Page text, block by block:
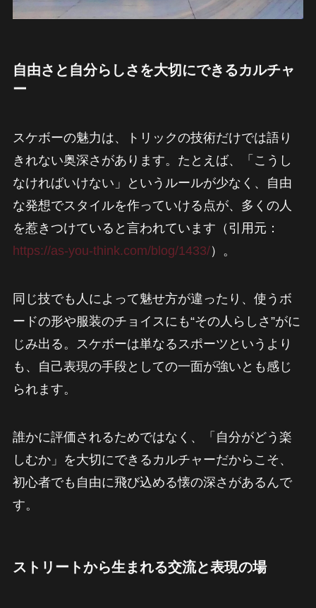
自由さと自分らしさを大切にできるカルチャ
ー
スケボーの魅力は、トリックの技術だけでは語り
きれない奥深さがあります。たとえば、「こうし
なければいけない」というルールが少なく、自由
な発想でスタイルを作っていける点が、多くの人
を惹きつけていると言われています（引用元：
https://as-you-think.com/blog/1433/）。
同じ技でも人によって魅せ方が違ったり、使うボ
ードの形や服装のチョイスにも“その人らしさ”がに
じみ出る。スケボーは単なるスポーツというより
も、自己表現の手段としての一面が強いとも感じ
られます。
誰かに評価されるためではなく、「自分がどう楽
しむか」を大切にできるカルチャーだからこそ、
初心者でも自由に飛び込める懐の深さがあるんで
す。
ストリートから生まれる交流と表現の場